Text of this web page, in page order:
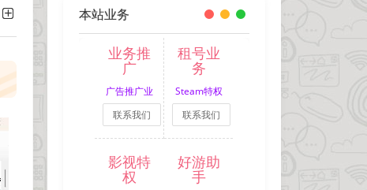
本站业务
业务推
广
广告推广业
务
联系我们
租号业
务
Steam特权
网吧租号
联系我们
影视特
权
好游助
手